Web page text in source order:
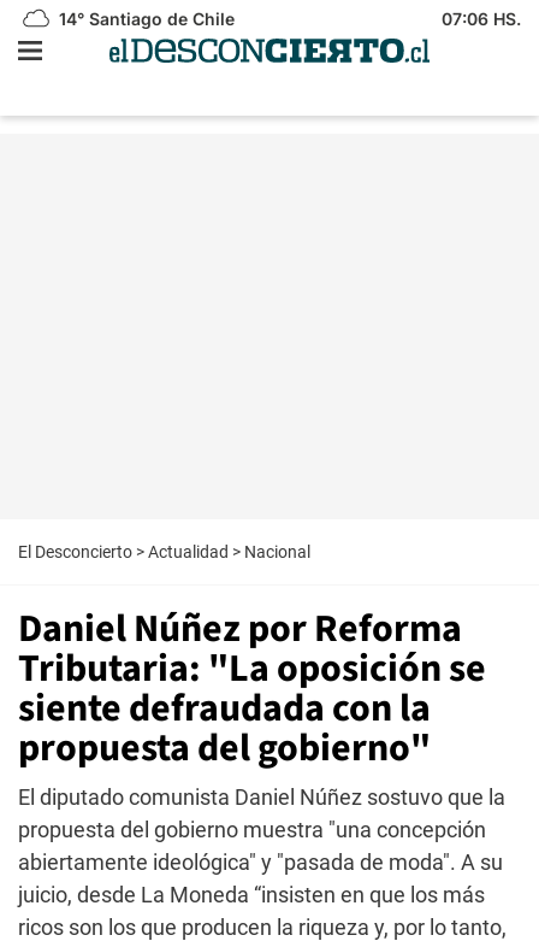
14° Santiago de Chile 07:06 HS.
El Desconcierto >Actualidad > Nacional
Daniel Núñez por Reforma
Tributaria: "La oposición se
siente defraudada con la
propuesta del gobierno"
El diputado comunista Daniel Núñez sostuvo que la
propuesta del gobierno muestra "una concepción
abiertamente ideológica" y "pasada de moda". A su
juicio, desde La Moneda “insisten en que los más
ricos son los que producen la riqueza y, por lo tanto,